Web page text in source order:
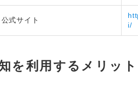
公式サイト
i/
を利用するメリット